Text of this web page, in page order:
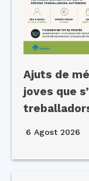
Ajuts de
joves que
6 Agost 2026